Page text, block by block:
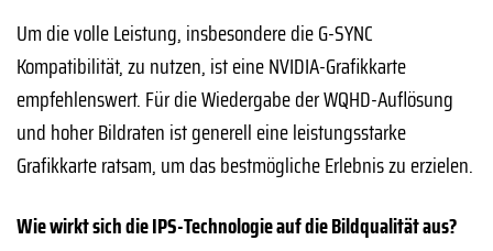
Um die volle Leistung, insbesondere die G-SYNC
Kompatibilität, zu nutzen, ist eine NVIDIA-Grafikkarte
empfehlenswert. Für die Wiedergabe der WQHD-Auflösung
und hoher Bildraten ist generell eine leistungsstarke
Grafikkarte ratsam, um das bestmögliche Erlebnis zu erzielen.
Wie wirkt sich die IPS-Technologie auf die Bildqualität aus?